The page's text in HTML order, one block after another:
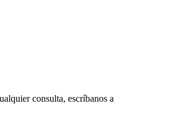
consulta, escríbanos a